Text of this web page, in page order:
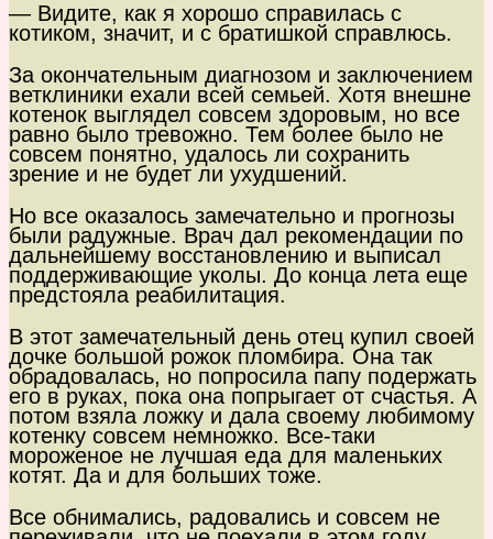
— Видите, как я хорошо справилась с
котиком, значит, и с братишкой справлюсь.
За окончательным диагнозом и заключением
ветклиники ехали всей семьей. Хотя внешне
котенок выглядел совсем здоровым, но все
равно было тревожно. Тем более было не
совсем понятно, удалось ли сохранить
зрение и не будет ли ухудшений.
Но все оказалось замечательно и прогнозы
были радужные. Врач дал рекомендации по
дальнейшему восстановлению и выписал
поддерживающие уколы. До конца лета еще
предстояла реабилитация.
В этот замечательный день отец купил своей
дочке большой рожок пломбира. Она так
обрадовалась, но попросила папу подержать
его в руках, пока она попрыгает от счастья. А
потом взяла ложку и дала своему любимому
котенку совсем немножко. Все-таки
мороженое не лучшая еда для маленьких
котят. Да и для больших тоже.
Все обнимались, радовались и совсем не